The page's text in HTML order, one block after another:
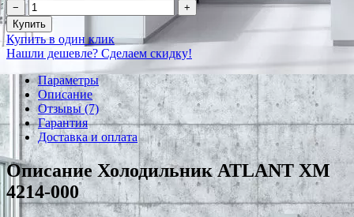
−
+
Купить
Купить в один клик
Нашли дешевле? Сделаем скидку!
Параметры
Описание
Отзывы (7)
Гарантия
Доставка и оплата
Описание Холодильник ATLANT ХМ
4214-000